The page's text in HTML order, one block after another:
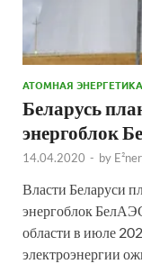
АТОМНАЯ ЭНЕРГЕТИКА
Беларусь
энергоблок
14.04.2020 - by
Власти Беларуси
энергоблок
области в июле
электроэнергии